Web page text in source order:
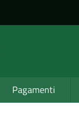
Pagamenti